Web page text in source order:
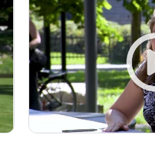
Cinéma du complexe
Citrouilles
Collège de Valleyfield
Connecté Valleyfield
Connecté Vallleyfield
Coops d’habitation
Course
Crèches de Noël